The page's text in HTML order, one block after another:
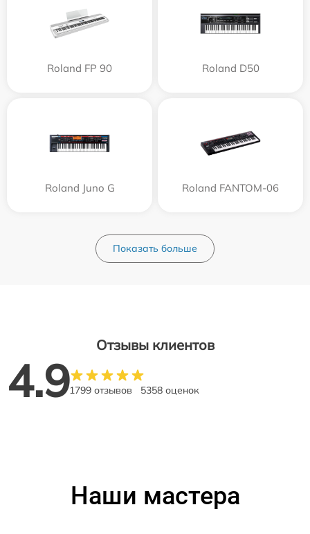
Roland FP 90 Roland D50
Roland Juno G Roland FANTOM-06
Показать больше
Отзывы клиентов
4.91799 отзывов 5358 оценок
Наши мастера